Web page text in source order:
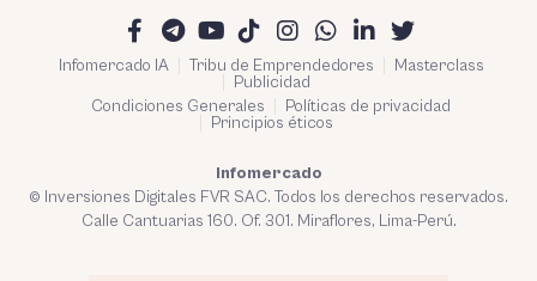
Infomercado IA Tribu de Emprendedores
Masterclass
Publicidad
Condiciones Generales
Políticas de privacidad
Principios éticos
Infomercado
© Inversiones Digitales FVR SAC. Todos los derechos reservados.
Calle Cantuarias 160. Of. 301. Miraflores, Lima-Perú.